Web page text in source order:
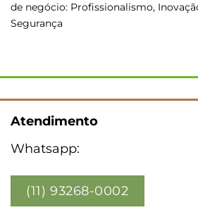
de negócio: Profissionalismo,
Segurança
Atendimento
Whatsapp:
(11) 93268-0002